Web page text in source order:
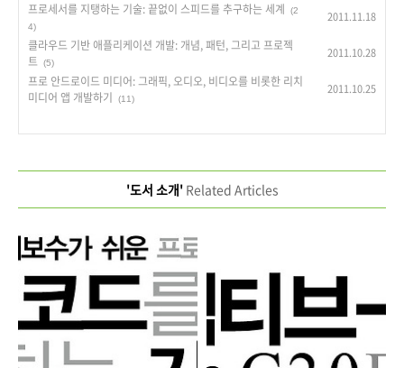
프로세서를 지탱하는 기술: 끝없이 스피드를 추구하는 세계
(2
4)
2011.11.18
클라우드 기반 애플리케이션 개발: 개념, 패턴, 그리고 프로젝
트
(5)
2011.10.28
프로 안드로이드 미디어: 그래픽, 오디오, 비디오를 비롯한 리치
미디어 앱 개발하기
(11)
2011.10.25
'도서 소개'Related Articles